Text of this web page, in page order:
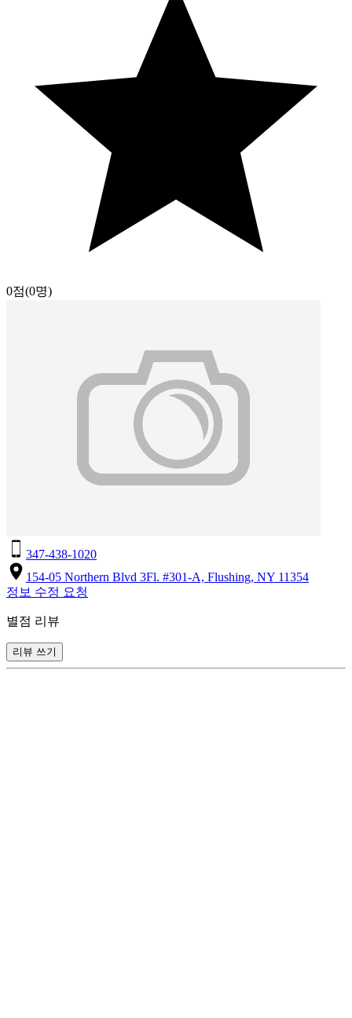
0점(0명)
347-438-1020
154-05 Northern Blvd 3Fl. #301-A, Flushing, NY 11354
정보 수정 요청
별점 리뷰
리뷰 쓰기